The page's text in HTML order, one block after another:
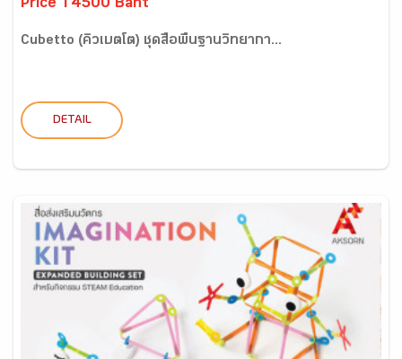
Price 14500 Baht
Cubetto (คิวเบตโต) ชุดสื่อพื้นฐานวิทยากา...
DETAIL